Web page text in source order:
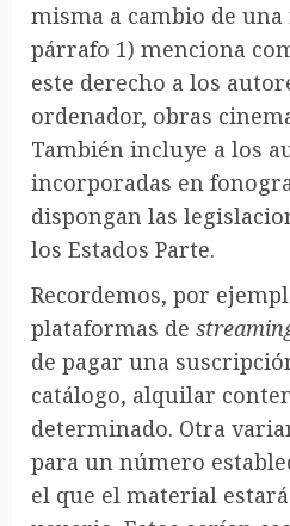
misma a cambio de
párrafo 1) menciona
este derecho a los
ordenador, obras
También incluye a los
incorporadas en
dispongan las
los Estados Parte.
Recordemos, por
plataformas de
de pagar una
catálogo, alquilar
determinado. Otra
para un número
el que el material